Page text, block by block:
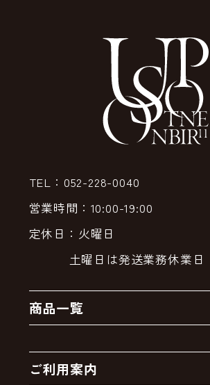
TEL：052-228-0040
営業時間：10:00-19:00
定休日：火曜日
土曜日は発送業務休業日
商品一覧
クーポン
ご利用案内